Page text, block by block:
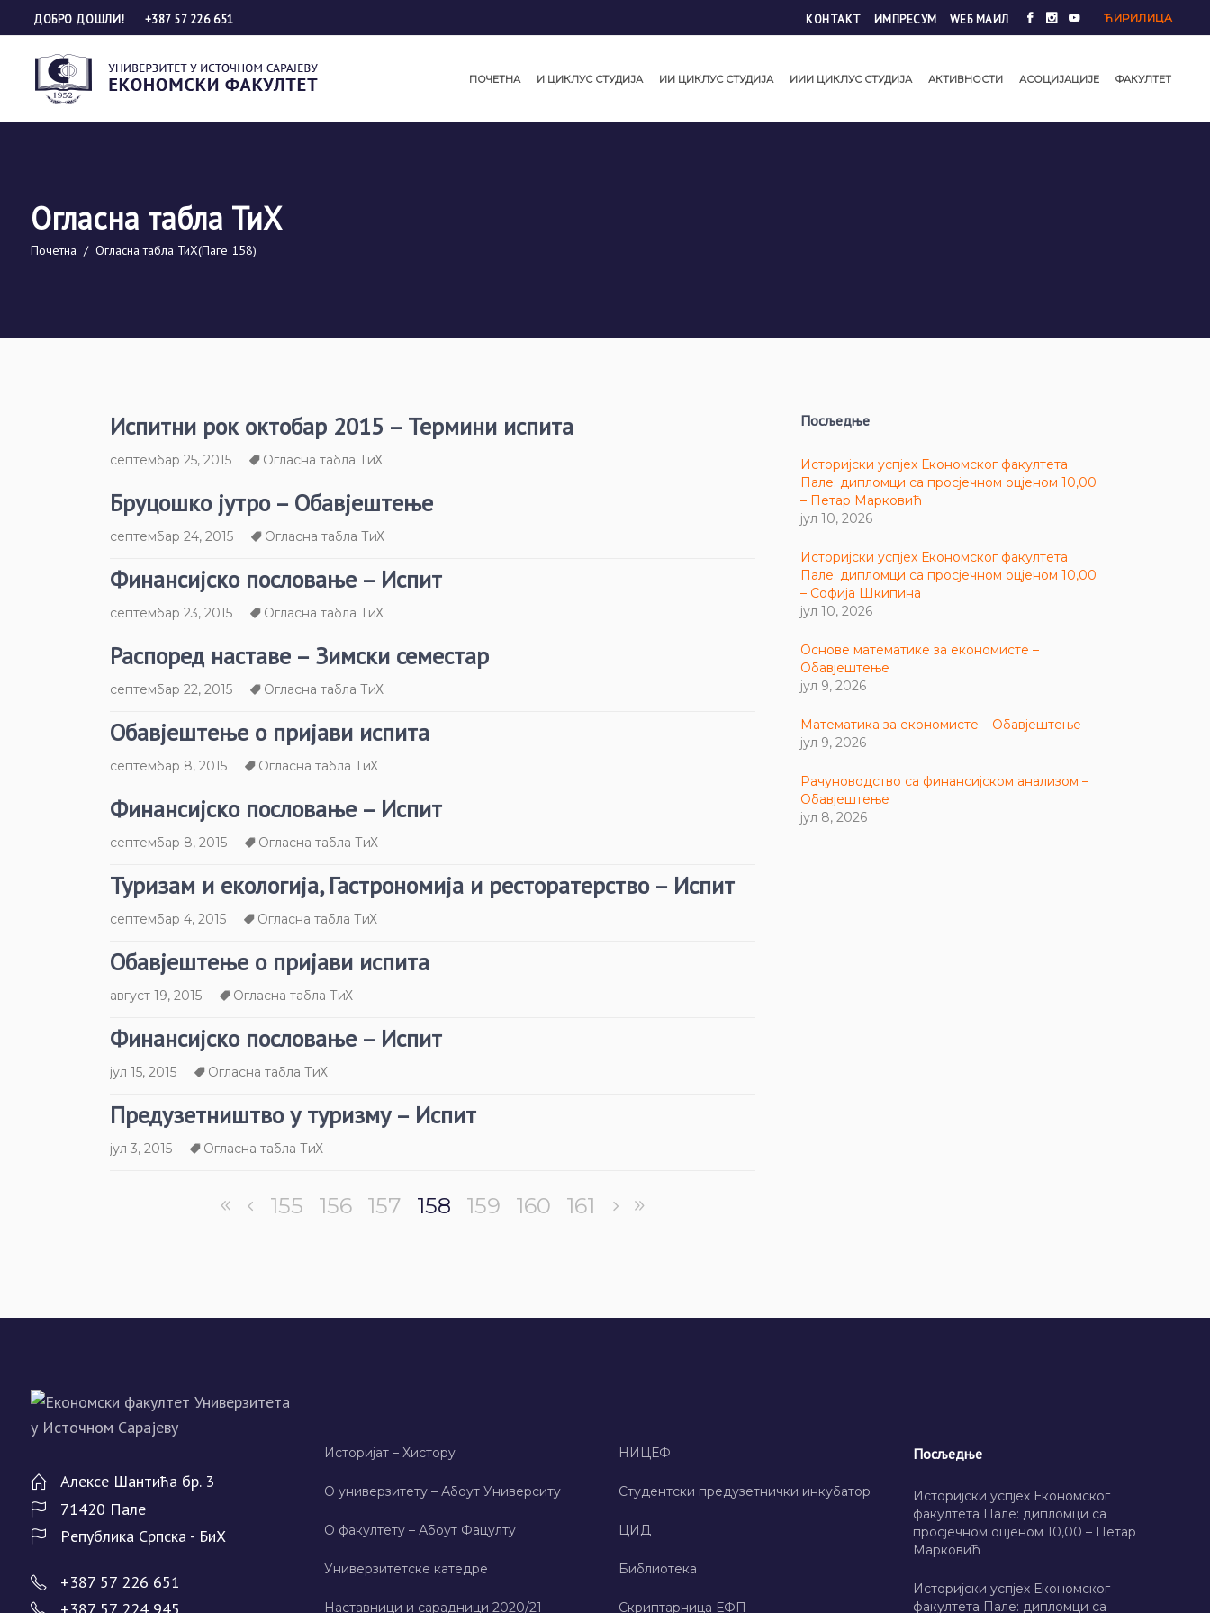
ДОБРО ДОШЛИ! +387 57 226 651 КОНТАКТ ИМПРЕСУМ WЕБ МАИЛ ЋИРИЛИЦА
ПОЧЕТНА И ЦИКЛУС СТУДИЈА ИИ ЦИКЛУС СТУДИЈА ИИИ ЦИКЛУС СТУДИЈА АКТИВНОСТИ АСОЦИЈАЦИЈЕ ФАКУЛТЕТ
Огласна табла ТиХ
Почетна / Огласна табла ТиХ(Паге 158)
Испитни рок октобар 2015 – Термини испита
септембар 25, 2015 Огласна табла ТиХ
Бруцошко јутро – Обавјештење
септембар 24, 2015 Огласна табла ТиХ
Финансијско пословање – Испит
септембар 23, 2015 Огласна табла ТиХ
Распоред наставе – Зимски семестар
септембар 22, 2015 Огласна табла ТиХ
Обавјештење о пријави испита
септембар 8, 2015 Огласна табла ТиХ
Финансијско пословање – Испит
септембар 8, 2015 Огласна табла ТиХ
Туризам и екологија, Гастрономија и ресторатерство – Испит
септембар 4, 2015 Огласна табла ТиХ
Обавјештење о пријави испита
август 19, 2015 Огласна табла ТиХ
Финансијско пословање – Испит
јул 15, 2015 Огласна табла ТиХ
Предузетништво у туризму – Испит
јул 3, 2015 Огласна табла ТиХ
155 156 157 158 159 160 161
Посљедње
Историјски успјех Економског факултета
Пале: дипломци са просјечном оцјеном 10,00
– Петар Марковић
јул 10, 2026
Историјски успјех Економског факултета
Пале: дипломци са просјечном оцјеном 10,00
– Софија Шкипина
јул 10, 2026
Основе математике за економисте –
Обавјештење
јул 9, 2026
Математика за економисте – Обавјештење
јул 9, 2026
Рачуноводство са финансијском анализом –
Обавјештење
јул 8, 2026
Алeксe Шантића бр. 3
71420 Палe
Рeпублика Српска - БиХ
+387 57 226 651
Историјат – Хисторy
О универзитету – Абоут Университy
О факултету – Абоут Фацултy
Универзитетске катедре
Наставници и сарадници 2020/21
НИЦЕФ
Студентски предузетнички инкубатор
ЦИД
Библиотека
Скриптарница ЕФП
Посљедње
Историјски успјех Економског
факултета Пале: дипломци са
просјечном оцјеном 10,00 – Петар
Марковић
Историјски успјех Економског
факултета Пале: дипломци са